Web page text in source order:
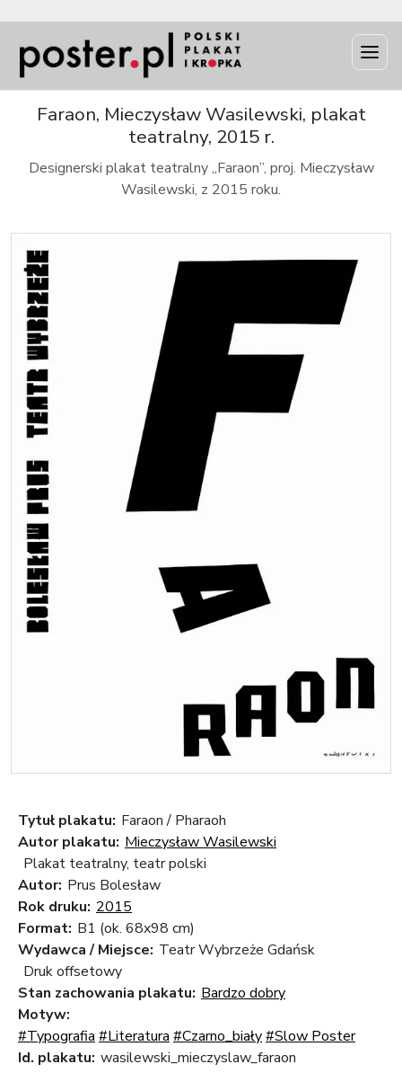
Faraon, Mieczysław Wasilewski, plakat
teatralny, 2015 r.
Designerski plakat teatralny „Faraon”, proj. Mieczysław
Wasilewski, z 2015 roku.
Tytuł plakatu: Faraon / Pharaoh
Autor plakatu: Mieczysław Wasilewski
Plakat teatralny, teatr polski
Autor: Prus Bolesław
Rok druku: 2015
Format: B1 (ok. 68x98 cm)
Wydawca / Miejsce: Teatr Wybrzeże Gdańsk
Druk offsetowy
Stan zachowania plakatu: Bardzo dobry
Motyw:
#Typografia#Literatura#Czarno_biały#Slow Poster
Id. plakatu: wasilewski_mieczyslaw_faraon